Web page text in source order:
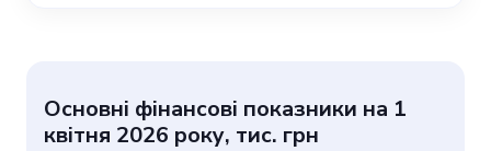
Основні фінансові показники на 1
квітня 2026 року, тис. грн